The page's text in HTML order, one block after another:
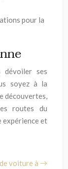
pour la
dévoiler ses
soyez à la
découvertes,
routes du
expérience et
voiture à